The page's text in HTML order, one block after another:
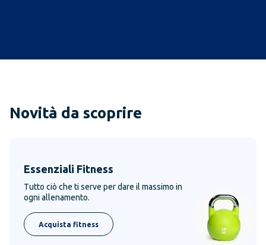
Novità da scoprire
Essenziali Fitness
Tutto ciò che ti serve per dare il massimo in
ogni allenamento.
Acquista fitness